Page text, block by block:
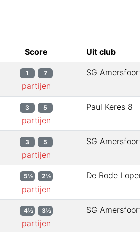
Score Uit club
1 7
partijen
SG
3 5
partijen
Paul Keres 8
3 5
partijen
SG
5½ 2½
partijen
De Rode
4½ 3½
partijen
SG